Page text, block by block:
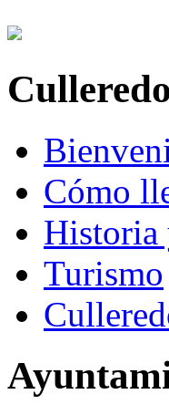
Culleredo
Cómo
Historia
Turismo